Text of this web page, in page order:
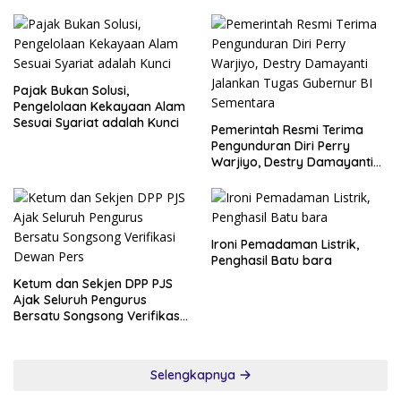
Maaf
Pajak Bukan Solusi,
Pengelolaan Kekayaan Alam
Sesuai Syariat adalah Kunci
Pemerintah Resmi Terima
Pengunduran Diri Perry
Warjiyo, Destry Damayanti
Sementara
Ketum dan Sekjen DPP PJS
Ajak Seluruh Pengurus
Bersatu Songsong Verifikasi
Ironi Pemadaman Listrik,
Penghasil Batu bara
Selengkapnya